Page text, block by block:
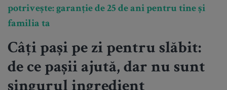
potrivește: garanție de 25 de ani pentru tine și
familia ta
Câți pași pe zi pentru slăbit:
de ce pașii ajută, dar nu sunt